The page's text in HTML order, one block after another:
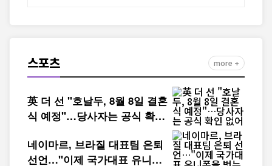
스포츠 more +
英 더 선 "호날두, 8월 8일 결혼
식 예정"…당사자는 공식 확인
네이마르, 브라질 대표팀 은퇴
선언…"이제 국가대표 유니폼